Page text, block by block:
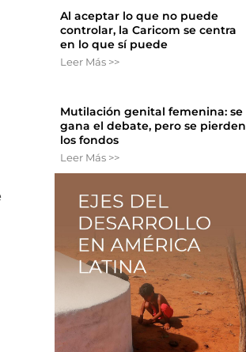
Al aceptar lo que no puede
controlar, la Caricom se centra
en lo que sí puede
Leer Más >>
Mutilación genital femenina: se
gana el debate, pero se pierden
los fondos
Leer Más >>